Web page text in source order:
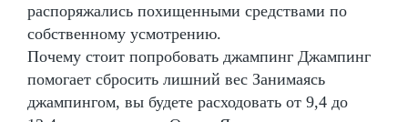
распоряжались похищенными средствами по
собственному усмотрению.
Почему стоит попробовать джампинг Джампинг
помогает сбросить лишний вес Занимаясь
джампингом, вы будете расходовать от 9,4 до